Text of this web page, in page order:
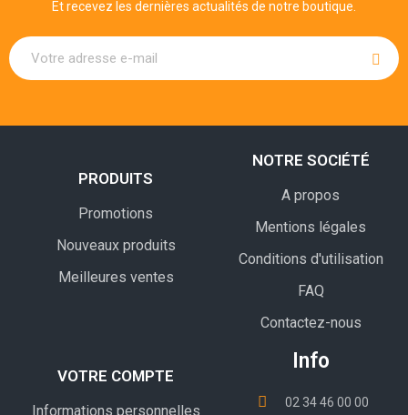
Et recevez les dernières actualités de notre boutique.
PRODUITS
Promotions
Nouveaux produits
Meilleures ventes
NOTRE SOCIÉTÉ
A propos
Mentions légales
Conditions d'utilisation
FAQ
Contactez-nous
VOTRE COMPTE
Informations personnelles
Info
02 34 46 00 00